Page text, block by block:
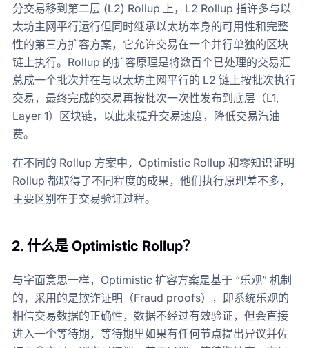
分交易移到第二层 (L2) Rollup 上，L2 Rollup 指许多与以
太坊主网平行运行但同时继承以太坊本身的可用性和完整
性的第三方扩容方案，它允许交易在一个并行单独的区块
链上执行。Rollup 的扩容原理是将数百个已处理的交易汇
总成一个批次并在与以太坊主网平行的 L2 链上按批次执行
交易，最终完成的交易再按批次一次性发布到底层（L1,
Layer 1）区块链，以此来提升交易速度，降低交易汽油
费。
在不同的 Rollup 方案中，Optimistic Rollup 和零知识证明
Rollup 都取得了不同程度的成果，他们执行原理差不多，
主要区别在于交易验证过程。
2. 什么是 Optimistic Rollup？
与字面意思一样，Optimistic 扩容方案是基于 “乐观” 机制
的，采用的是欺诈证明（Fraud proofs），即系统乐观的
相信交易数据的正确性，数据不经过有效验证，但会直接
进入一个等待期，等待期里如果有任何节点提出异议并佐